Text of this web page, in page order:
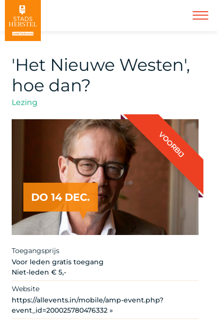
'Het Nieuwe Westen',
hoe dan?
Lezing
DO 14 DEC.
VOORBIJ
Toegangsprijs
Voor leden gratis toegang
Niet-leden € 5,-
Website
https://allevents.in/mobile/amp-event.php?
event_id=200025780476332 »